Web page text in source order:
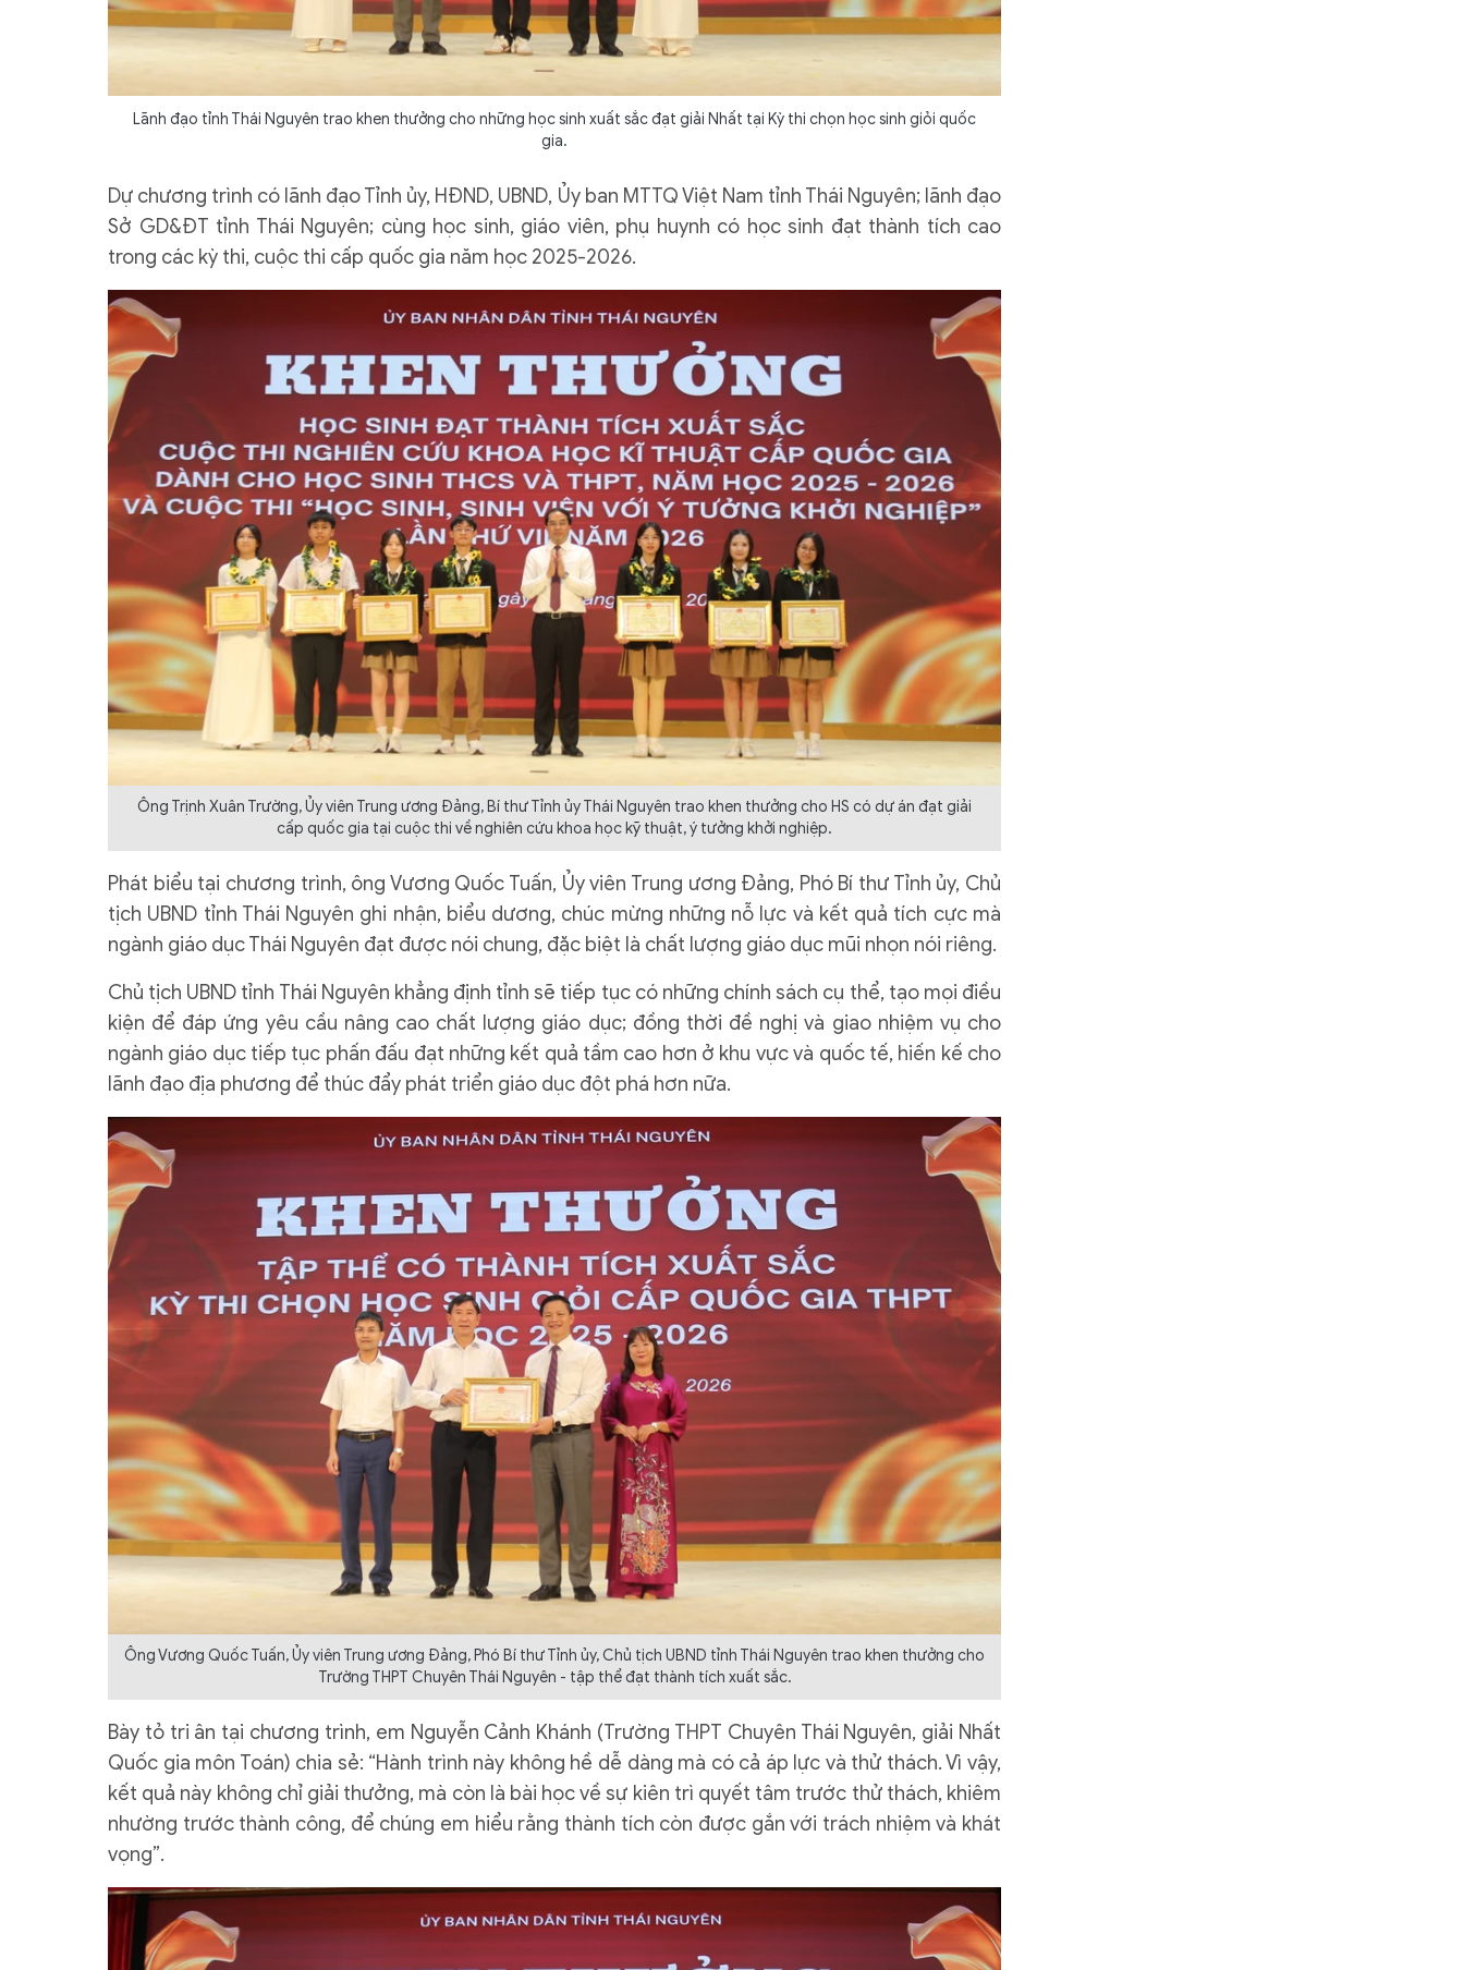
Lãnh đạo tỉnh Thái Nguyên trao khen thưởng cho những học sinh xuất sắc đạt giải Nhất tại Kỳ thi chọn học sinh giỏi quốc
gia.
Dự chương trình có lãnh đạo Tỉnh ủy, HĐND, UBND, Ủy ban MTTQ Việt Nam tỉnh Thái Nguyên; lãnh đạo
Sở GD&ĐT tỉnh Thái Nguyên; cùng học sinh, giáo viên, phụ huynh có học sinh đạt thành tích cao
trong các kỳ thi, cuộc thi cấp quốc gia năm học 2025-2026.
Ông Trịnh Xuân Trường, Ủy viên Trung ương Đảng, Bí thư Tỉnh ủy Thái Nguyên trao khen thưởng cho HS có dự án đạt giải
cấp quốc gia tại cuộc thi về nghiên cứu khoa học kỹ thuật, ý tưởng khởi nghiệp.
Phát biểu tại chương trình, ông Vương Quốc Tuấn, Ủy viên Trung ương Đảng, Phó Bí thư Tỉnh ủy, Chủ
tịch UBND tỉnh Thái Nguyên ghi nhận, biểu dương, chúc mừng những nỗ lực và kết quả tích cực mà
ngành giáo dục Thái Nguyên đạt được nói chung, đặc biệt là chất lượng giáo dục mũi nhọn nói riêng.
Chủ tịch UBND tỉnh Thái Nguyên khẳng định tỉnh sẽ tiếp tục có những chính sách cụ thể, tạo mọi điều
kiện để đáp ứng yêu cầu nâng cao chất lượng giáo dục; đồng thời đề nghị và giao nhiệm vụ cho
ngành giáo dục tiếp tục phấn đấu đạt những kết quả tầm cao hơn ở khu vực và quốc tế, hiến kế cho
lãnh đạo địa phương để thúc đẩy phát triển giáo dục đột phá hơn nữa.
Ông Vương Quốc Tuấn, Ủy viên Trung ương Đảng, Phó Bí thư Tỉnh ủy, Chủ tịch UBND tỉnh Thái Nguyên trao khen thưởng cho
Trường THPT Chuyên Thái Nguyên - tập thể đạt thành tích xuất sắc.
Bày tỏ tri ân tại chương trình, em Nguyễn Cảnh Khánh (Trường THPT Chuyên Thái Nguyên, giải Nhất
Quốc gia môn Toán) chia sẻ: “Hành trình này không hề dễ dàng mà có cả áp lực và thử thách. Vì vậy,
kết quả này không chỉ giải thưởng, mà còn là bài học về sự kiên trì quyết tâm trước thử thách, khiêm
nhường trước thành công, để chúng em hiểu rằng thành tích còn được gắn với trách nhiệm và khát
vọng”.